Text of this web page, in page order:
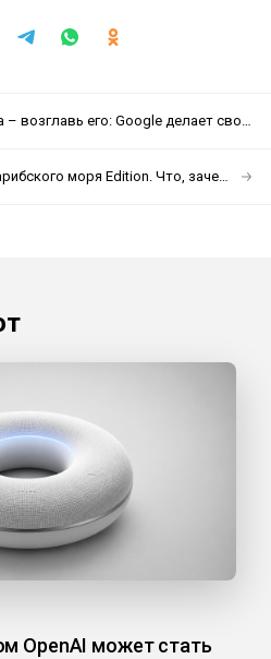
его: Google делает свой «AdBlock»
моря Edition. Что, зачем и почему?
OpenAI может стать